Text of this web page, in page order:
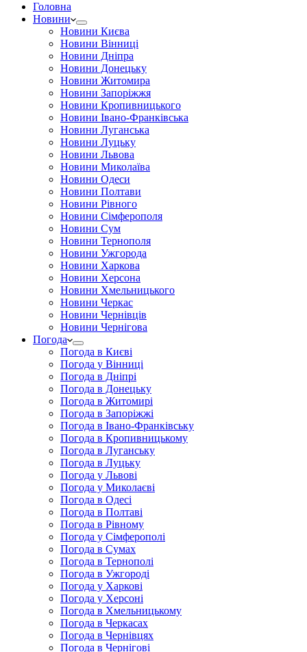
Головна
Новини
Новини Києва
Новини Вінниці
Новини Дніпра
Новини Донецьку
Новини Житомира
Новини Запоріжжя
Новини Кропивницького
Новини Івано-Франківська
Новини Луганська
Новини Луцьку
Новини Львова
Новини Миколаїва
Новини Одеси
Новини Полтави
Новини Рівного
Новини Сімферополя
Новини Сум
Новини Тернополя
Новини Ужгорода
Новини Харкова
Новини Херсона
Новини Хмельницького
Новини Черкас
Новини Чернівців
Новини Чернігова
Погода
Погода в Києві
Погода у Вінниці
Погода в Дніпрі
Погода в Донецьку
Погода в Житомирі
Погода в Запоріжжі
Погода в Івано-Франківську
Погода в Кропивницькому
Погода в Луганську
Погода в Луцьку
Погода у Львові
Погода у Миколаєві
Погода в Одесі
Погода в Полтаві
Погода в Рівному
Погода у Сімферополі
Погода в Сумах
Погода в Тернополі
Погода в Ужгороді
Погода у Харкові
Погода у Херсоні
Погода в Хмельницькому
Погода в Черкасах
Погода в Чернівцях
Погода в Чернігові